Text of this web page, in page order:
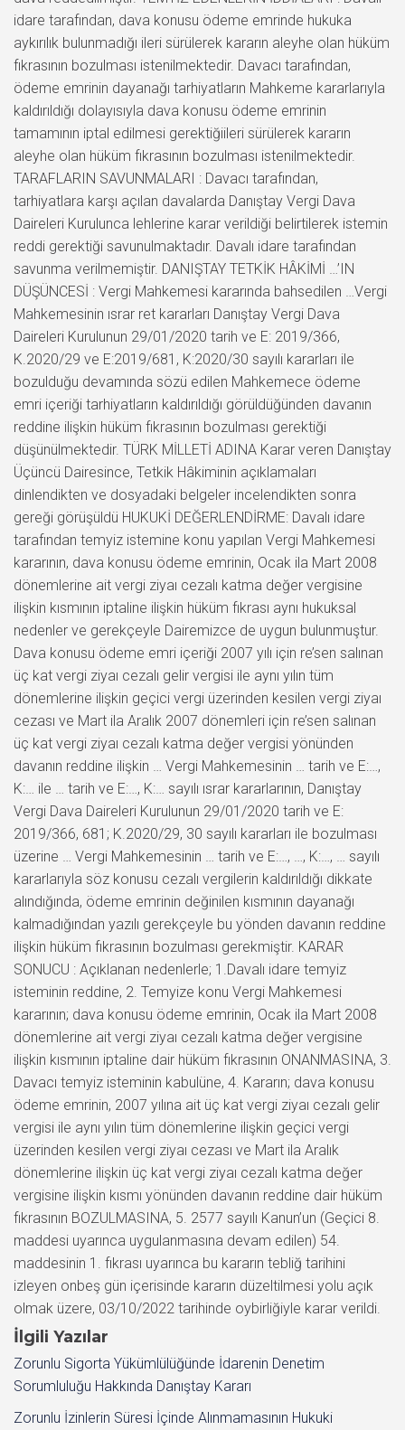
idare tarafından, dava konusu ödeme emrinde hukuka
aykırılık bulunmadığı ileri sürülerek kararın aleyhe olan hüküm
fıkrasının bozulması istenilmektedir. Davacı tarafından,
ödeme emrinin dayanağı tarhiyatların Mahkeme kararlarıyla
kaldırıldığı dolayısıyla dava konusu ödeme emrinin
tamamının iptal edilmesi gerektiğiileri sürülerek kararın
aleyhe olan hüküm fıkrasının bozulması istenilmektedir.
TARAFLARIN SAVUNMALARI : Davacı tarafından,
tarhiyatlara karşı açılan davalarda Danıştay Vergi Dava
Daireleri Kurulunca lehlerine karar verildiği belirtilerek istemin
reddi gerektiği savunulmaktadır. Davalı idare tarafından
savunma verilmemiştir. DANIŞTAY TETKİK HÂKİMİ …’IN
DÜŞÜNCESİ : Vergi Mahkemesi kararında bahsedilen …Vergi
Mahkemesinin ısrar ret kararları Danıştay Vergi Dava
Daireleri Kurulunun 29/01/2020 tarih ve E: 2019/366,
K.2020/29 ve E:2019/681, K:2020/30 sayılı kararları ile
bozulduğu devamında sözü edilen Mahkemece ödeme
emri içeriği tarhiyatların kaldırıldığı görüldüğünden davanın
reddine ilişkin hüküm fıkrasının bozulması gerektiği
düşünülmektedir. TÜRK MİLLETİ ADINA Karar veren Danıştay
Üçüncü Dairesince, Tetkik Hâkiminin açıklamaları
dinlendikten ve dosyadaki belgeler incelendikten sonra
gereği görüşüldü HUKUKİ DEĞERLENDİRME: Davalı idare
tarafından temyiz istemine konu yapılan Vergi Mahkemesi
kararının, dava konusu ödeme emrinin, Ocak ila Mart 2008
dönemlerine ait vergi ziyaı cezalı katma değer vergisine
ilişkin kısmının iptaline ilişkin hüküm fıkrası aynı hukuksal
nedenler ve gerekçeyle Dairemizce de uygun bulunmuştur.
Dava konusu ödeme emri içeriği 2007 yılı için re’sen salınan
üç kat vergi ziyaı cezalı gelir vergisi ile aynı yılın tüm
dönemlerine ilişkin geçici vergi üzerinden kesilen vergi ziyaı
cezası ve Mart ila Aralık 2007 dönemleri için re’sen salınan
üç kat vergi ziyaı cezalı katma değer vergisi yönünden
davanın reddine ilişkin … Vergi Mahkemesinin … tarih ve E:…,
K:… ile … tarih ve E:…, K:… sayılı ısrar kararlarının, Danıştay
Vergi Dava Daireleri Kurulunun 29/01/2020 tarih ve E:
2019/366, 681; K.2020/29, 30 sayılı kararları ile bozulması
üzerine … Vergi Mahkemesinin … tarih ve E:…, …, K:…, … sayılı
kararlarıyla söz konusu cezalı vergilerin kaldırıldığı dikkate
alındığında, ödeme emrinin değinilen kısmının dayanağı
kalmadığından yazılı gerekçeyle bu yönden davanın reddine
ilişkin hüküm fıkrasının bozulması gerekmiştir. KARAR
SONUCU : Açıklanan nedenlerle; 1.Davalı idare temyiz
isteminin reddine, 2. Temyize konu Vergi Mahkemesi
kararının; dava konusu ödeme emrinin, Ocak ila Mart 2008
dönemlerine ait vergi ziyaı cezalı katma değer vergisine
ilişkin kısmının iptaline dair hüküm fıkrasının ONANMASINA, 3.
Davacı temyiz isteminin kabulüne, 4. Kararın; dava konusu
ödeme emrinin, 2007 yılına ait üç kat vergi ziyaı cezalı gelir
vergisi ile aynı yılın tüm dönemlerine ilişkin geçici vergi
üzerinden kesilen vergi ziyaı cezası ve Mart ila Aralık
dönemlerine ilişkin üç kat vergi ziyaı cezalı katma değer
vergisine ilişkin kısmı yönünden davanın reddine dair hüküm
fıkrasının BOZULMASINA, 5. 2577 sayılı Kanun’un (Geçici 8.
maddesi uyarınca uygulanmasına devam edilen) 54.
maddesinin 1. fıkrası uyarınca bu kararın tebliğ tarihini
izleyen onbeş gün içerisinde kararın düzeltilmesi yolu açık
olmak üzere, 03/10/2022 tarihinde oybirliğiyle karar verildi.
İlgili Yazılar
Zorunlu Sigorta Yükümlülüğünde İdarenin Denetim
Sorumluluğu Hakkında Danıştay Kararı
Zorunlu İzinlerin Süresi İçinde Alınmamasının Hukuki